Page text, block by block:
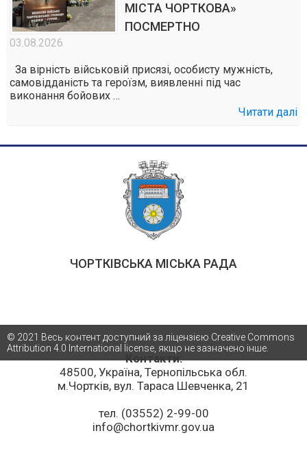
МІСТА ЧОРТКОВА»
ПОСМЕРТНО
03.08.2026
За вірність військовій присязі, особисту мужність,
самовідданість та героїзм, виявленні під час
виконання бойових …
Читати далі
ЧОРТКІВСЬКА МІСЬКА РАДА
Контакти:
48500, Україна, Тернопільська обл.
м.Чортків, вул. Тараса Шевченка, 21
тел. (03552) 2-99-00
info@chortkivmr.gov.ua
© 2021 Весь контент доступний за ліцензією Creative Commons
Attribution 4.0 International license, якщо не зазначено інше.